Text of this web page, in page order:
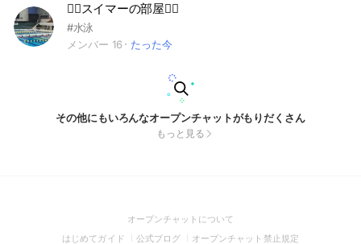
🏊‍♂️スイマーの部屋🏊‍♂️
#水泳
メンバー 16
たった今
その他にもいろんなオープンチャットがもりだくさん
もっと見る
オープンチャットについて
in
はじめてガイド (Open
公式ブログ (Open
オープンチャット禁止規定(Open